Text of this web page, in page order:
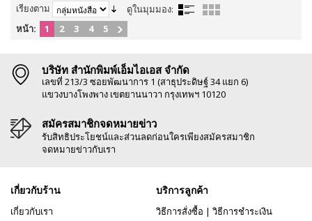
เรียงตาม
ดูในมุมมอง:
หน้า:
1 2 3 4 5
บริษัท สำนักพิมพ์เอ็มไอเอส จำกัด
เลขที่ 213/3 ซอยพัฒนาการ 1 (สาธุประดิษฐ์ 34 แยก 6)
แขวงบางโพงพาง เขตยานนาวา กรุงเทพฯ 10120
สมัครสมาชิกจดหมายข่าว
รับสิทธิประโยชน์และส่วนลดก่อนใครเพียงสมัครสมาชิก
จดหมายข่าวกับเรา
เกี่ยวกับร้าน
เกี่ยวกับเรา
บริการลูกค้า
วิธีการสั่งซื้อ | วิธีการชำระเงิน